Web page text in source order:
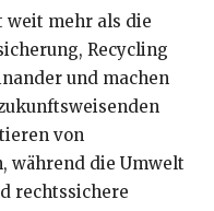
weit mehr als die
Recycling
und machen
von
während die Umwelt
rechtssichere